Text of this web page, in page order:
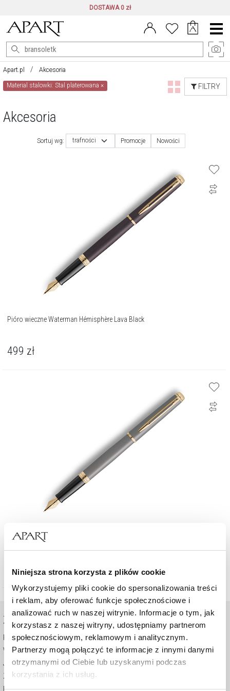
Niniejsza strona korzysta z plików cookie
Wykorzystujemy pliki cookie do spersonalizowania treści
i reklam, aby oferować funkcje społecznościowe i
analizować ruch w naszej witrynie. Informacje o tym, jak
korzystasz z naszej witryny, udostępniamy partnerom
społecznościowym, reklamowym i analitycznym.
Partnerzy mogą połączyć te informacje z innymi danymi
otrzymanymi od Ciebie lub uzyskanymi podczas
korzystania z ich usług.
DOSTAWA 0 zł
Menu
główne
Apart.pl Akcesoria
FILTRY
Material stalowki: Stal platerowana×
Akcesoria
Sortuj wg: trafności Promocje Nowości
Pióro wieczne Waterman Hémisphère Lava Black
499 zł
Pióro wieczne Waterman Hémisphère Stone Grey
499 zł
ZAKUPY ONLINE
Pomoc - częste pytania
Wysyłka i płatność
Jak kupować
Zwrot
Regulamin